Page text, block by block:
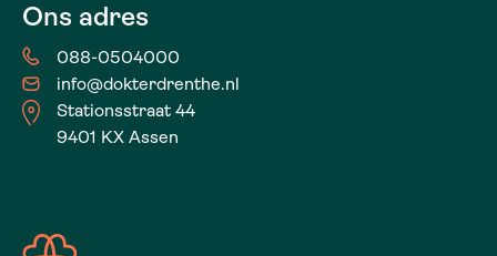
Ons adres
088-0504000
info@dokterdrenthe.nl
Stationsstraat 44
9401 KX Assen